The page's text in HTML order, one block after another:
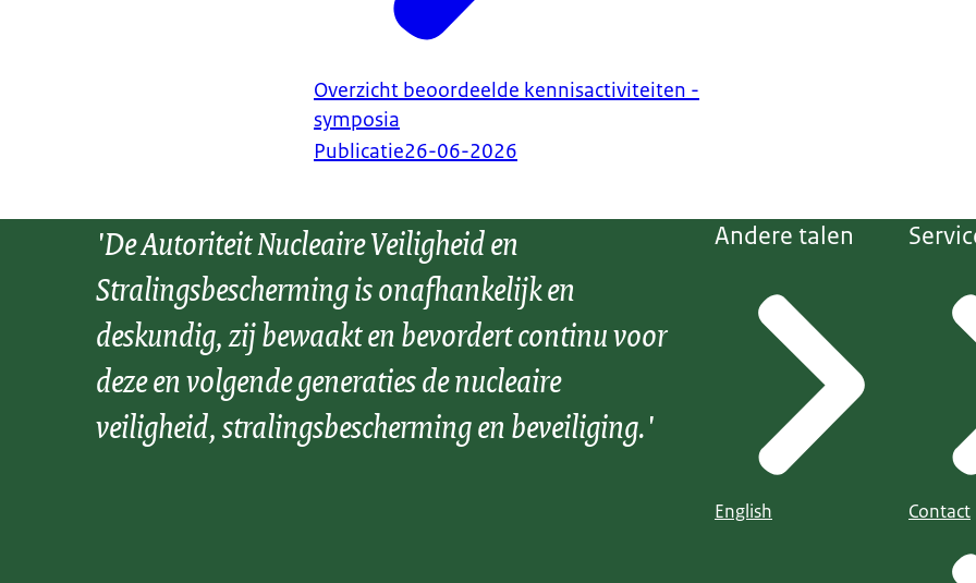
Overzicht beoordeelde kennisactiviteiten -
symposia
Publicatie26-06-2026
'De Autoriteit Nucleaire Veiligheid en
Stralingsbescherming is onafhankelijk en
deskundig, zij bewaakt en bevordert continu voor
deze en volgende generaties de nucleaire
veiligheid, stralingsbescherming en beveiliging.'
Andere talen
English Contact